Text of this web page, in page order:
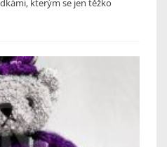
kterým se jen těžko